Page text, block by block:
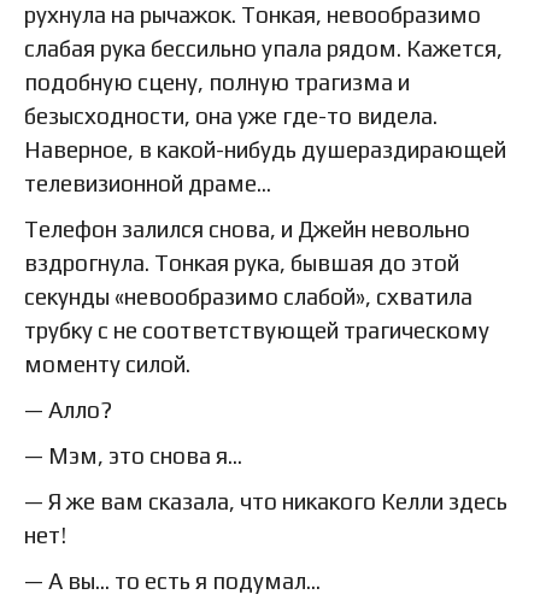
рухнула на рычажок. Тонкая, невообразимо
слабая рука бессильно упала рядом. Кажется,
подобную сцену, полную трагизма и
безысходности, она уже где-то видела.
Наверное, в какой-нибудь душераздирающей
телевизионной драме…
Телефон залился снова, и Джейн невольно
вздрогнула. Тонкая рука, бывшая до этой
секунды «невообразимо слабой», схватила
трубку с не соответствующей трагическому
моменту силой.
— Алло?
— Мэм, это снова я…
— Я же вам сказала, что никакого Келли здесь
нет!
— А вы… то есть я подумал…